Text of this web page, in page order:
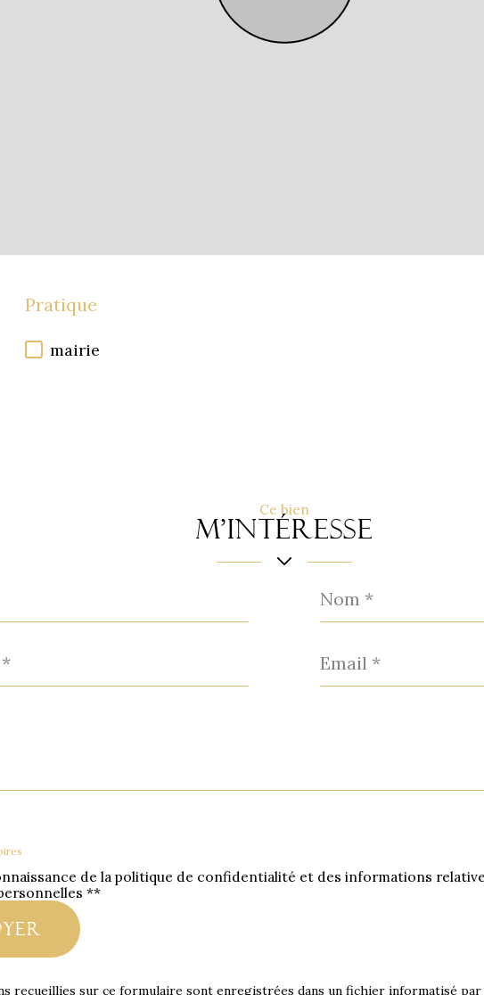
Pratique
mairie
Ce bien
m'intéresse
Nom
Email
de la politique de confidentialité et des informations
**
recueillies sur ce formulaire sont enregistrées dans un fichier informatisé par